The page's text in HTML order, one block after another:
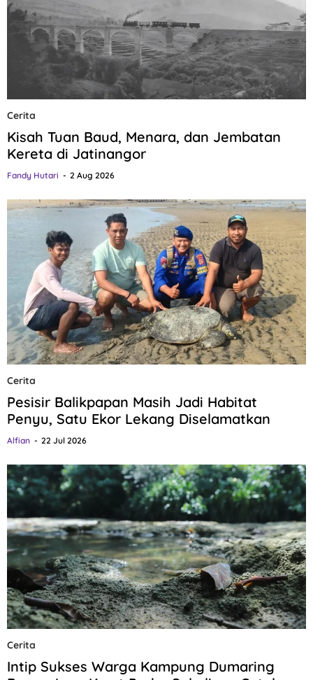
Cerita
Kisah Tuan Baud, Menara, dan Jembatan
Kereta di Jatinangor
Fandy Hutari 2 Aug 2026
Cerita
Pesisir Balikpapan Masih Jadi Habitat
Penyu, Satu Ekor Lekang Diselamatkan
Alfian 22 Jul 2026
Cerita
Intip Sukses Warga Kampung Dumaring